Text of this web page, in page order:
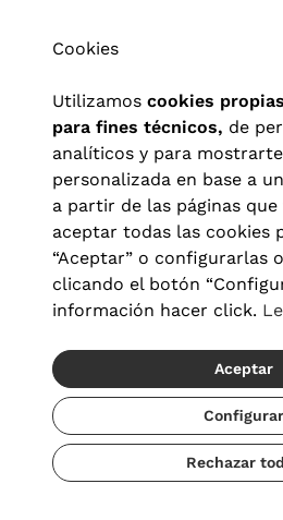
Aviso legal| Política de privacidad
Política de cookies|
© 2026
Cookies
Utilizamos cookies
para fines técnicos, de
analíticos y para
personalizada en base a
a partir de las páginas que
aceptar todas las cookies
“Aceptar” o configurarlas
clicando el botón
información hacer click.
Aceptar
Configurar
Rechazar